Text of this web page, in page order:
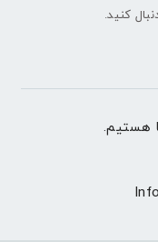
کنید.